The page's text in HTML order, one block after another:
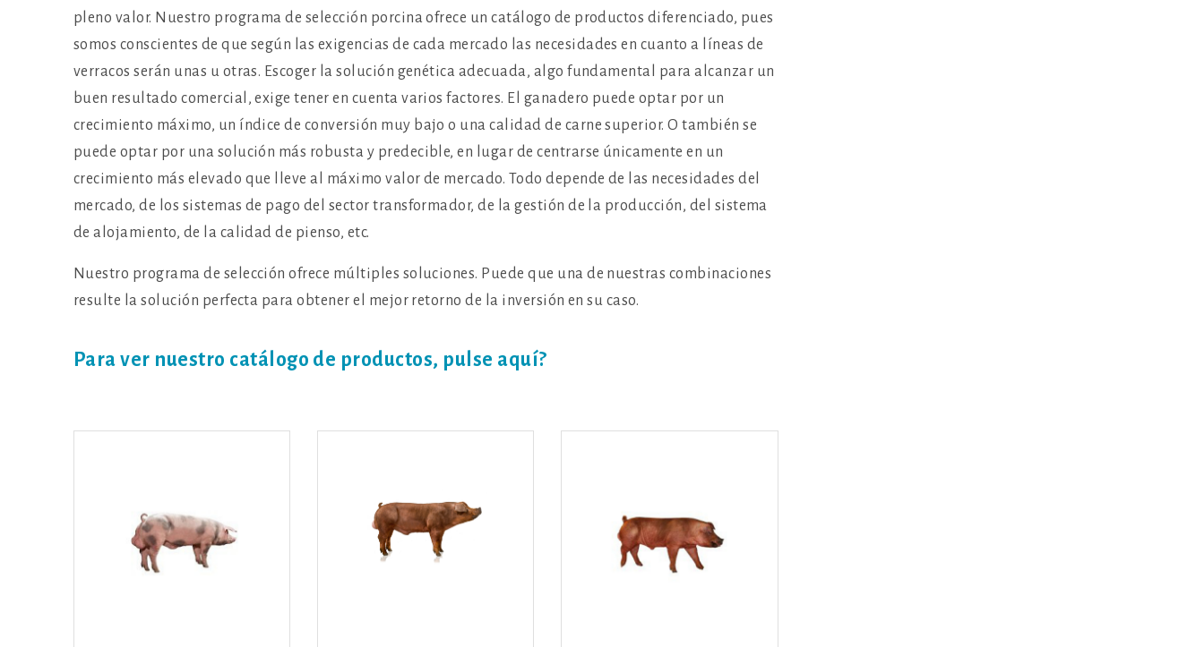
pleno valor. Nuestro programa de selección porcina ofrece un catálogo de productos diferenciado, pues
somos conscientes de que según las exigencias de cada mercado las necesidades en cuanto a líneas de
verracos serán unas u otras. Escoger la solución genética adecuada, algo fundamental para alcanzar un
buen resultado comercial, exige tener en cuenta varios factores. El ganadero puede optar por un
crecimiento máximo, un índice de conversión muy bajo o una calidad de carne superior. O también se
puede optar por una solución más robusta y predecible, en lugar de centrarse únicamente en un
crecimiento más elevado que lleve al máximo valor de mercado. Todo depende de las necesidades del
mercado, de los sistemas de pago del sector transformador, de la gestión de la producción, del sistema
de alojamiento, de la calidad de pienso, etc.
Nuestro programa de selección ofrece múltiples soluciones. Puede que una de nuestras combinaciones
resulte la solución perfecta para obtener el mejor retorno de la inversión en su caso.
Para ver nuestro catálogo de productos, pulse aquí?